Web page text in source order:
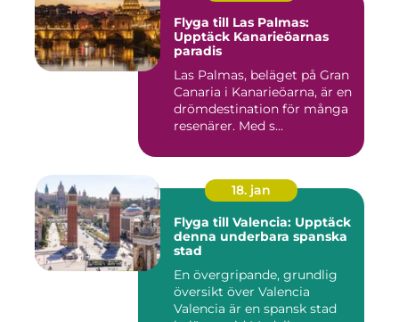
Flyga till Las Palmas:
Upptäck Kanarieöarnas
paradis
Las Palmas, beläget på Gran
Canaria i Kanarieöarna, är en
drömdestination för många
resenärer. Med s...
18. jan
Flyga till Valencia: Upptäck
denna underbara spanska
stad
En övergripande, grundlig
översikt över Valencia
Valencia är en spansk stad